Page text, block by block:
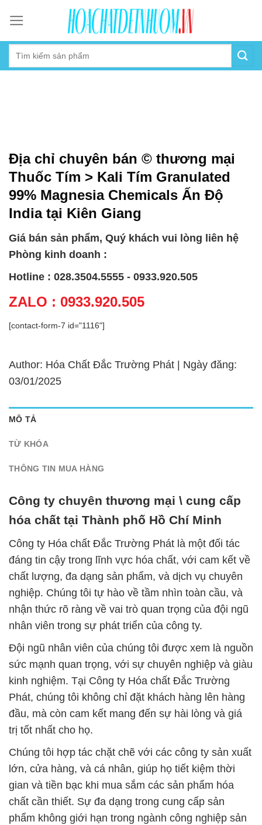
content
Địa chỉ chuyên bán © thương mại
Thuốc Tím > Kali Tím Granulated
99% Magnesia Chemicals Ấn Độ
India tại Kiên Giang
Giá bán sản phẩm, Quý khách vui lòng liên hệ
Phòng kinh doanh :
Hotline : 028.3504.5555 - 0933.920.505
ZALO : 0933.920.505
[contact-form-7 id="1116"]
Author: Hóa Chất Đắc Trường Phát | Ngày đăng:
03/01/2025
MÔ TẢ
TỪ KHÓA
THÔNG TIN MUA HÀNG
Công ty chuyên thương mại \ cung cấp
hóa chất tại Thành phố Hồ Chí Minh
Công ty Hóa chất Đắc Trường Phát là một đối tác
đáng tin cậy trong lĩnh vực hóa chất, với cam kết về
chất lượng, đa dạng sản phẩm, và dịch vụ chuyên
nghiệp. Chúng tôi tự hào về tầm nhìn toàn cầu, và
nhận thức rõ ràng về vai trò quan trọng của đội ngũ
nhân viên trong sự phát triển của công ty.
Đội ngũ nhân viên của chúng tôi được xem là nguồn
sức mạnh quan trọng, với sự chuyên nghiệp và giàu
kinh nghiệm. Tại Công ty Hóa chất Đắc Trường
Phát, chúng tôi không chỉ đặt khách hàng lên hàng
đầu, mà còn cam kết mang đến sự hài lòng và giá
trị tốt nhất cho họ.
Chúng tôi hợp tác chặt chẽ với các công ty sản xuất
lớn, cửa hàng, và cá nhân, giúp họ tiết kiệm thời
gian và tiền bạc khi mua sắm các sản phẩm hóa
chất cần thiết. Sự đa dạng trong cung cấp sản
phẩm không giới hạn trong ngành công nghiệp sản